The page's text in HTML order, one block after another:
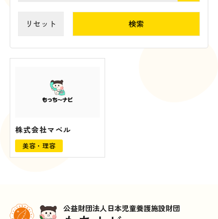
リセット
株式会社マベル
美容・理容
公益財団法人日本児童養護施設財団